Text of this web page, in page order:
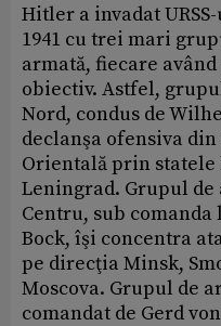
Hitler a invadat
1941 cu trei mari
armată, fiecare
obiectiv. Astfel,
Nord, condus de
declanşa ofensiva din
Orientală prin statele
Leningrad. Grupul de
Centru, sub comanda
Bock, îşi concentra
pe direcţia Minsk,
Moscova. Grupul de
comandat de Gerd